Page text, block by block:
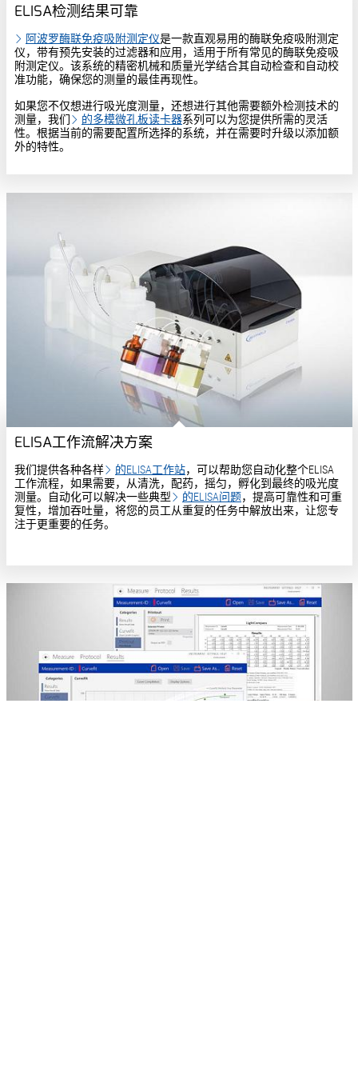
ELISA检测结果可靠
阿波罗酶联免疫吸附测定仪是一款直观易用的酶联免疫吸附测定
仪，带有预先安装的过滤器和应用，适用于所有常见的酶联免疫吸
附测定仪。该系统的精密机械和质量光学结合其自动检查和自动校
准功能，确保您的测量的最佳再现性。
如果您不仅想进行吸光度测量，还想进行其他需要额外检测技术的
测量，我们
的多模微孔板读卡器系列可以为您提供所需的灵活
性。根据当前的需要配置所选择的系统，并在需要时升级以添加额
外的特性。
ELISA工作流解决方案
我们提供各种各样 的ELISA工作站，可以帮助您自动化整个ELISA
工作流程，如果需要，从清洗，配药，摇匀，孵化到最终的吸光度
测量。自动化可以解决一些典型
的ELISA问题，提高可靠性和可重
复性，增加吞吐量，将您的员工从重复的任务中解放出来，让您专
注于更重要的任务。